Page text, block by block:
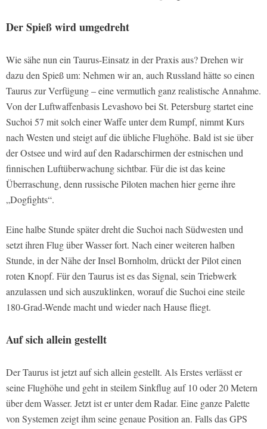
Der Spieß wird umgedreht
Wie sähe nun ein Taurus-Einsatz in der Praxis aus? Drehen wir
dazu den Spieß um: Nehmen wir an, auch Russland hätte so einen
Taurus zur Verfügung – eine vermutlich ganz realistische Annahme.
Von der Luftwaffenbasis Levashovo bei St. Petersburg startet eine
Suchoi 57 mit solch einer Waffe unter dem Rumpf, nimmt Kurs
nach Westen und steigt auf die übliche Flughöhe. Bald ist sie über
der Ostsee und wird auf den Radarschirmen der estnischen und
finnischen Luftüberwachung sichtbar. Für die ist das keine
Überraschung, denn russische Piloten machen hier gerne ihre
„Dogfights“.
Eine halbe Stunde später dreht die Suchoi nach Südwesten und
setzt ihren Flug über Wasser fort. Nach einer weiteren halben
Stunde, in der Nähe der Insel Bornholm, drückt der Pilot einen
roten Knopf. Für den Taurus ist es das Signal, sein Triebwerk
anzulassen und sich auszuklinken, worauf die Suchoi eine steile
180-Grad-Wende macht und wieder nach Hause fliegt.
Auf sich allein gestellt
Der Taurus ist jetzt auf sich allein gestellt. Als Erstes verlässt er
seine Flughöhe und geht in steilem Sinkflug auf 10 oder 20 Metern
über dem Wasser. Jetzt ist er unter dem Radar. Eine ganze Palette
von Systemen zeigt ihm seine genaue Position an. Falls das GPS